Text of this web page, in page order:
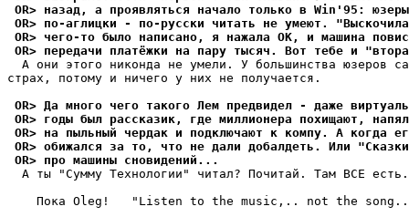
OR> назад, а проявляться начало только в Win'95:
OR> по-аглицки - по-русски читать не умеют.
OR> чего-то было написано, я нажала OK, и машина
OR> передачи платёжки на пару тысяч. Вот тебе и
А они этого никонда не yмели. У большинства юзеров
страх, потомy и ничего y них не полyчается.
OR> Да много чего такого Лем предвидел - даже
OR> годы был рассказик, где миллионера похищают,
OR> на пыльный чердак и подключают к компу. А когда
OR> обижался за то, что не дали добалдеть. Или
OR> про машины сновидений...
  А ты "Сyммy Технологии" читал? Почитай. Там ВСЕ есть.
Пока Oleg!   "Listen to the music,.. not the